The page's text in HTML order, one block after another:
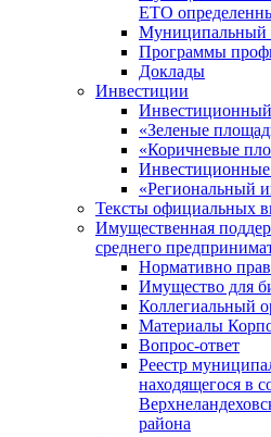
ЕТО
Муниципальный
Программы
Доклады
Инвестиции
«Зеленые
«Коричневые
«Региональный
Тексты официальных
Имущественная
среднего
Нормативно
Имущество для
Коллегиальный
Материалы
Вопрос-ответ
Реестр
находящегося в
района